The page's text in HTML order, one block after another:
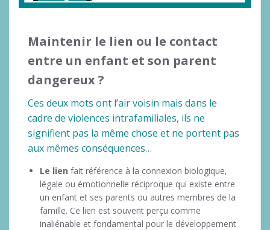
Maintenir le lien ou le contact
entre un enfant et son parent
dangereux ?
Ces deux mots ont l’air voisin mais dans le
cadre de violences intrafamiliales, ils ne
signifient pas la même chose et ne portent pas
aux mêmes conséquences…
Le lien fait référence à la connexion biologique,
légale ou émotionnelle réciproque qui existe entre
un enfant et ses parents ou autres membres de la
famille. Ce lien est souvent perçu comme
inaliénable et fondamental pour le développement